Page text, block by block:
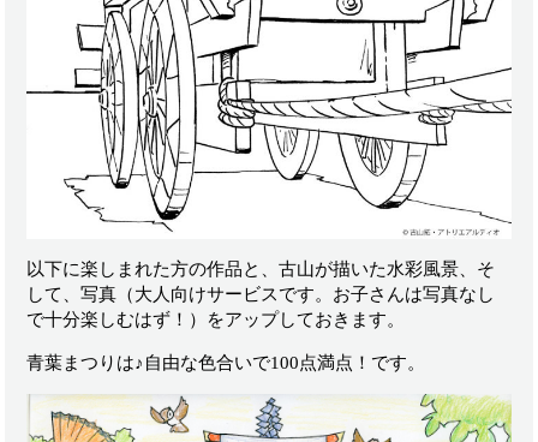
以下に楽しまれた方の作品と、古山が描いた水彩風景、そ
して、写真（大人向けサービスです。お子さんは写真なし
で十分楽しむはず！）をアップしておきます。
青葉まつりは♪自由な色合いで100点満点！です。